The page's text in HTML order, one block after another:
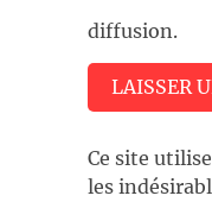
diffusion.
Ce site
les